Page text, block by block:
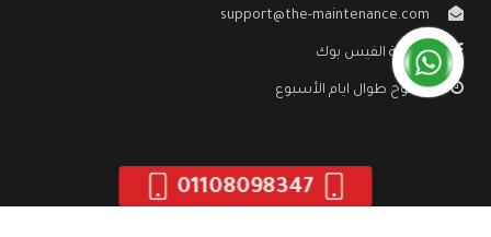
support@the-maintenance.com
صفحة الفيس بوك
مفتوح طوال ايام الأسبوع
01108098347